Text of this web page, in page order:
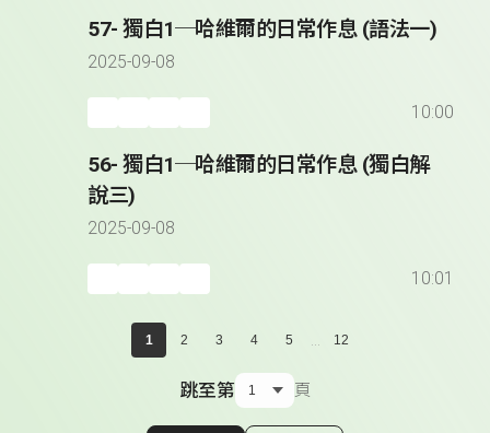
57- 獨白1─哈維爾的日常作息 (語法一)
2025-09-08
10:00
56- 獨白1─哈維爾的日常作息 (獨白解
說三)
2025-09-08
10:01
1 2 3 4 5 ... 12
跳至第 頁